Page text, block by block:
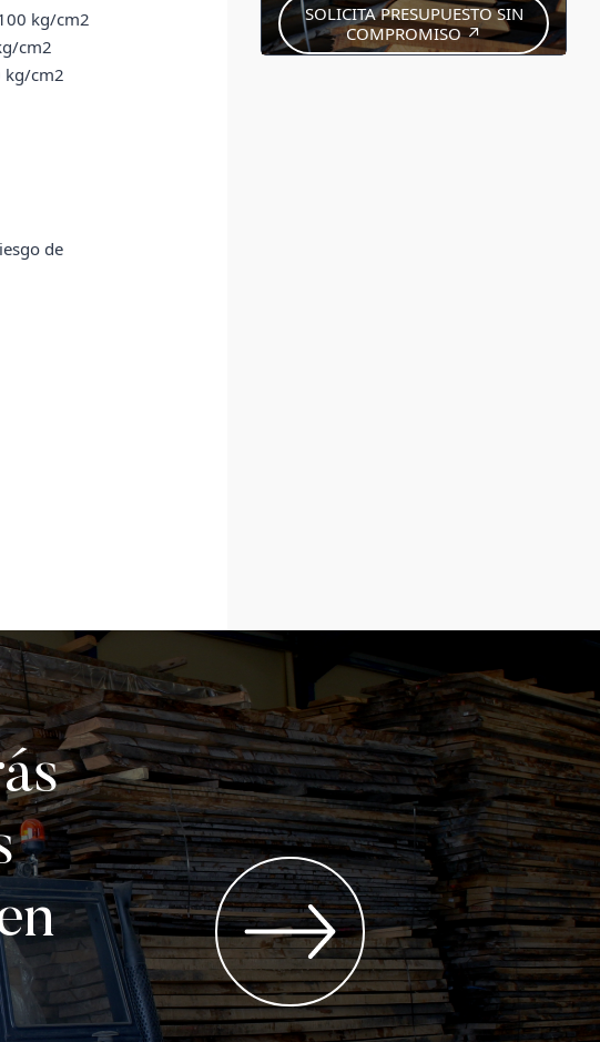
kg/cm2
cm2
kg/cm2
de
SOLICITA PRESUPUESTO SIN
COMPROMISO ↗